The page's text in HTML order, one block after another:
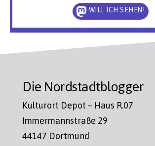
WILL ICH SEHEN!
Die Nordstadtblogger
Kulturort Depot – Haus R.07
Immermannstraße 29
44147 Dortmund